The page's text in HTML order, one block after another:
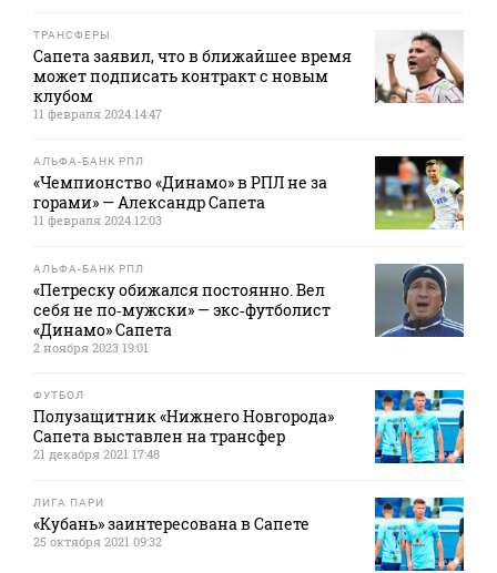
ТРАНСФЕРЫ
Сапета заявил, что в ближайшее время
может подписать контракт с новым
клубом
11 февраля 2024 14:47
АЛЬФА-БАНК РПЛ
«Чемпионство «Динамо» в РПЛ не за
горами» — Александр Сапета
11 февраля 2024 12:03
АЛЬФА-БАНК РПЛ
«Петреску обижался постоянно. Вел
себя не по‑мужски» — экс‑футболист
«Динамо» Сапета
2 ноября 2023 19:01
ФУТБОЛ
Полузащитник «Нижнего Новгорода»
Сапета выставлен на трансфер
21 декабря 2021 17:48
ЛИГА ПАРИ
«Кубань» заинтересована в Сапете
25 октября 2021 09:32